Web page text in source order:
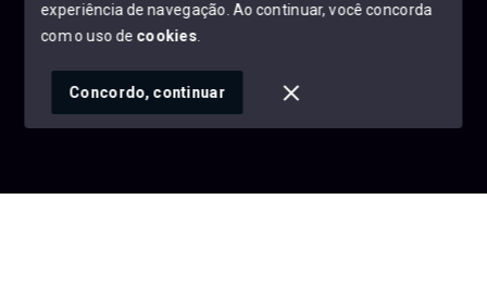
© Copyright 2026 - Alexandre Abreu Imóveis - Todos os
SITE PARA IMOBILIARIA
experiência de navegação. Ao continuar, você concorda
com o uso de cookies
Concordo, continuar